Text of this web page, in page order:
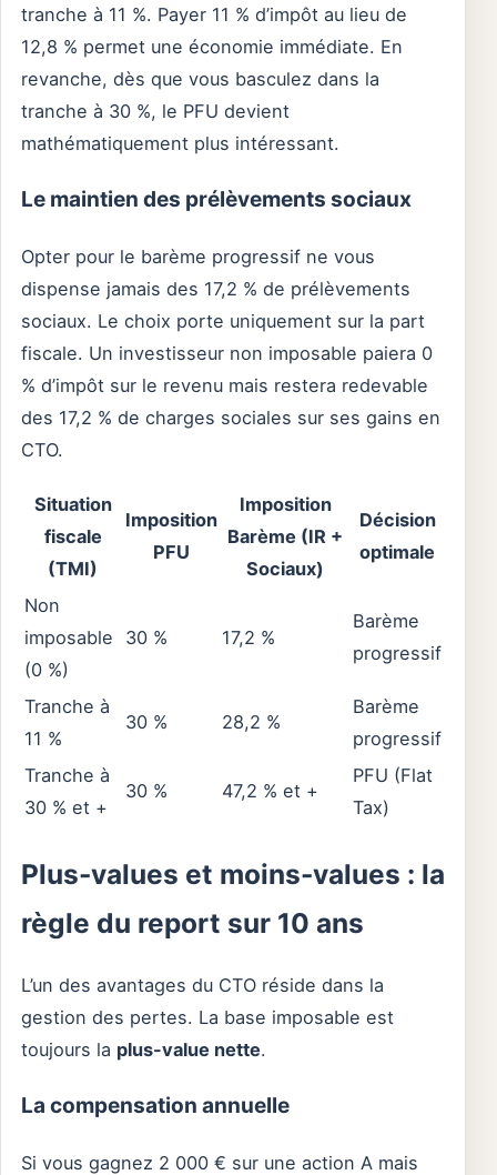
tranche à 11 %. Payer 11 % d’impôt au lieu de
12,8 % permet une économie immédiate. En
revanche, dès que vous basculez dans la
tranche à 30 %, le PFU devient
mathématiquement plus intéressant.
Le maintien des prélèvements sociaux
Opter pour le barème progressif ne vous
dispense jamais des 17,2 % de prélèvements
sociaux. Le choix porte uniquement sur la part
fiscale. Un investisseur non imposable paiera 0
% d’impôt sur le revenu mais restera redevable
des 17,2 % de charges sociales sur ses gains en
CTO.
Situation
fiscale
(TMI)
Imposition
PFU
Imposition
Barème (IR +
Sociaux)
Décision
optimale
Non
imposable
(0 %)
30 % 17,2 %
Barème
progressif
Tranche à
11 %
30 % 28,2 %
Barème
progressif
Tranche à
30 % et +
30 % 47,2 % et +
PFU (Flat
Tax)
Plus-values et moins-values : la
règle du report sur 10 ans
L’un des avantages du CTO réside dans la
gestion des pertes. La base imposable est
toujours la plus-value nette.
La compensation annuelle
Si vous gagnez 2 000 € sur une action A mais